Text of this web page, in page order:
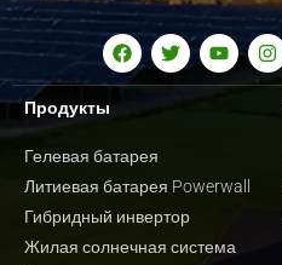
Продукты
Гелевая батарея
Литиевая батарея Powerwall
Гибридный инвертор
Жилая солнечная система